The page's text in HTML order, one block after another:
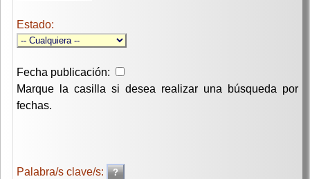
Estado:
Fecha publicación:
Marque la casilla si desea realizar una búsqueda por
fechas.
Palabra/s clave/s: